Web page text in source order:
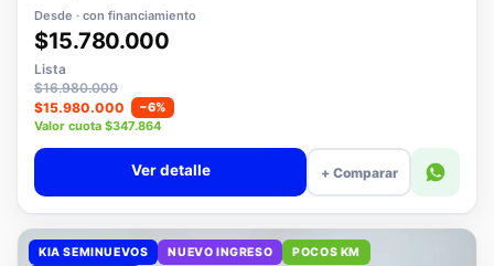
📍 Maipú
Desde · con financiamiento
$15.780.000
Lista
$16.980.000
$15.980.000
−6%
Valor cuota $347.864
+ Comparar